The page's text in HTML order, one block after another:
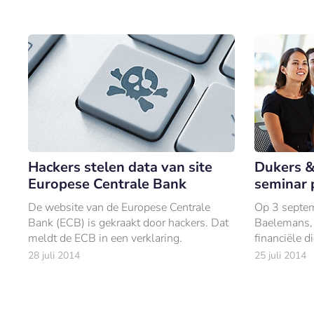
Hackers stelen data van site
Europese Centrale Bank
De website van de Europese Centrale
Bank (ECB) is gekraakt door hackers. Dat
meldt de ECB in een verklaring.
28 juli 2014
Dukers
seminar
Op 3
financiële
25 juli 2014